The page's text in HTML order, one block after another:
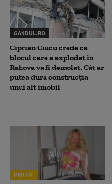
GANDUL.RO
Ciprian Ciucu crede că
blocul care a explodat în
Rahova va fi demolat. Cât ar
putea dura construcția
unui alt imobil
PRO FM